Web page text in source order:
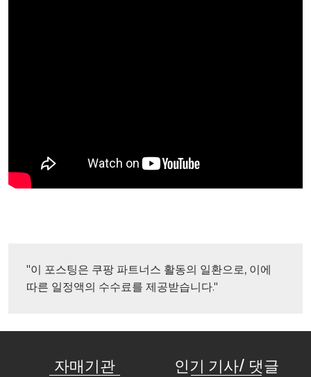
"이 포스팅은 쿠팡 파트너스 활동의 일환으로, 이에
따른 일정액의 수수료를 제공받습니다."
자매기관 인기 기사/ 댓글